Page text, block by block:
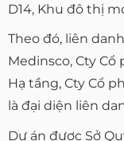
D14, Khu đô thị
Theo đó, liên
Medinsco, Cty Cổ
Hạ tầng, Cty Cổ
là đại diện liên
Dự án được Sở